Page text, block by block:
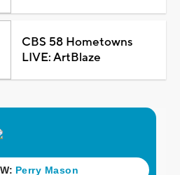
CBS 58 Hometowns
LIVE: ArtBlaze